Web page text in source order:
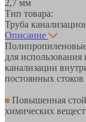
2,7 мм
Тип товара:
Труба
Описание
для использования
канализации
постоянных стоков
Повышенная
химических